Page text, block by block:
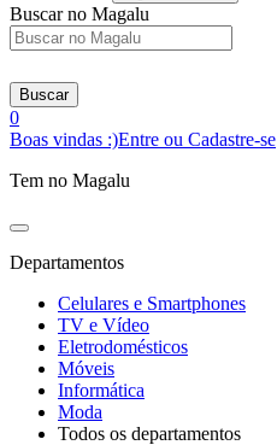
Buscar no Magalu
Buscar
0
Boas vindas :)Entre ou Cadastre-se
Tem no Magalu
Departamentos
Celulares e Smartphones
TV e Vídeo
Eletrodomésticos
Móveis
Informática
Moda
Todos os departamentos